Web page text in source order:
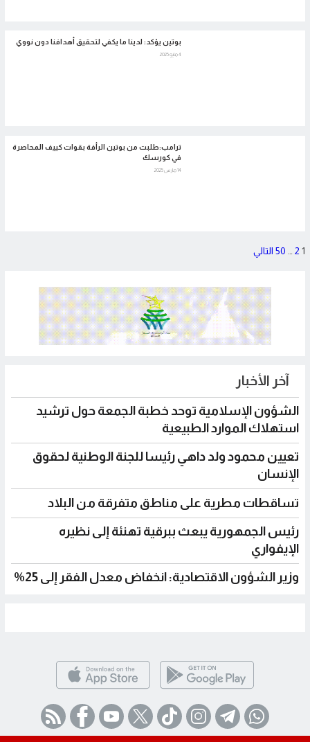
بوتين يؤكد: لدينا ما يكفي لتحقيق أهدافنا دون نووي
4 مايو 2025
ترامب:طلبت من بوتين الرأفة بقوات كييف المحاصرة
في كورسك
14 مارس 2025
تعدد
المقالات
1
2
…
50 التالي
آخر الأخبار
الشؤون الإسلامية توحد خطبة الجمعة حول ترشيد
استهلاك الموارد الطبيعية
تعيين محمود ولد داهي رئيسا للجنة الوطنية لحقوق
الإنسان
تساقطات مطرية على مناطق متفرقة من البلاد
رئيس الجمهورية يبعث ببرقية تهنئة إلى نظيره
الإيفواري
وزير الشؤون الاقتصادية: انخفاض معدل الفقر إلى 25%